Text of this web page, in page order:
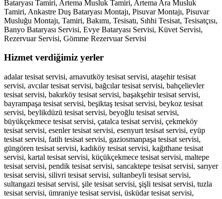
Bataryası Tamiri, Artema Musluk Tamiri, Artema Ara Musluk
Tamiri, Ankastre Duş Bataryası Montajı, Pisuvar Montajı, Pisuvar
Musluğu Montajı, Tamiri, Bakımı, Tesisatı, Sıhhi Tesisat, Tesisatçısı,
Banyo Bataryası Servisi, Evye Bataryası Servisi, Küvet Servisi,
Rezervuar Servisi, Gömme Rezervuar Servisi
Hizmet verdiğimiz yerler
adalar tesisat servisi, arnavutköy tesisat servisi, ataşehir tesisat
servisi, avcılar tesisat servisi, bağcılar tesisat servisi, bahçelievler
tesisat servisi, bakırköy tesisat servisi, başakşehir tesisat servisi,
bayrampaşa tesisat servisi, beşiktaş tesisat servisi, beykoz tesisat
servisi, beylikdüzü tesisat servisi, beyoğlu tesisat servisi,
büyükçekmece tesisat servisi, çatalca tesisat servisi, çekmeköy
tesisat servisi, esenler tesisat servisi, esenyurt tesisat servisi, eyüp
tesisat servisi, fatih tesisat servisi, gaziosmanpaşa tesisat servisi,
güngören tesisat servisi, kadıköy tesisat servisi, kağıthane tesisat
servisi, kartal tesisat servisi, küçükçekmece tesisat servisi, maltepe
tesisat servisi, pendik tesisat servisi, sancaktepe tesisat servisi, sarıyer
tesisat servisi, silivri tesisat servisi, sultanbeyli tesisat servisi,
sultangazi tesisat servisi, şile tesisat servisi, şişli tesisat servisi, tuzla
tesisat servisi, ümraniye tesisat servisi, üsküdar tesisat servisi,